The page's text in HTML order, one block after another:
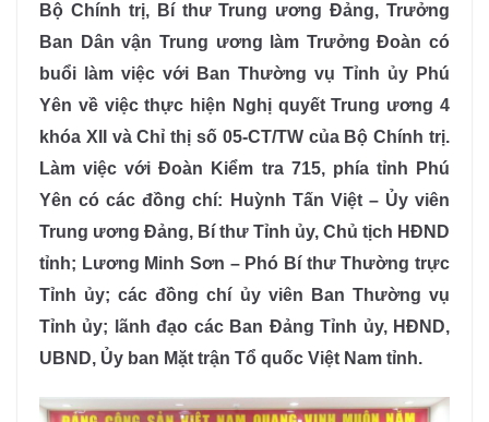
Bộ Chính trị, Bí thư Trung ương Đảng, Trưởng
Ban Dân vận Trung ương làm Trưởng Đoàn có
buổi làm việc với Ban Thường vụ Tỉnh ủy Phú
Yên về việc thực hiện Nghị quyết Trung ương 4
khóa XII và Chỉ thị số 05-CT/TW của Bộ Chính trị.
Làm việc với Đoàn Kiểm tra 715, phía tỉnh Phú
Yên có các đồng chí: Huỳnh Tấn Việt – Ủy viên
Trung ương Đảng, Bí thư Tỉnh ủy, Chủ tịch HĐND
tỉnh; Lương Minh Sơn – Phó Bí thư Thường trực
Tỉnh ủy; các đồng chí ủy viên Ban Thường vụ
Tỉnh ủy; lãnh đạo các Ban Đảng Tỉnh ủy, HĐND,
UBND, Ủy ban Mặt trận Tổ quốc Việt Nam tỉnh.